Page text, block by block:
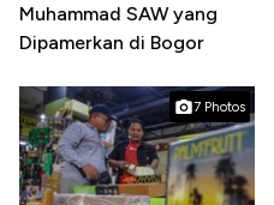
Muhammad SAW yang
Dipamerkan di Bogor
7 Photos